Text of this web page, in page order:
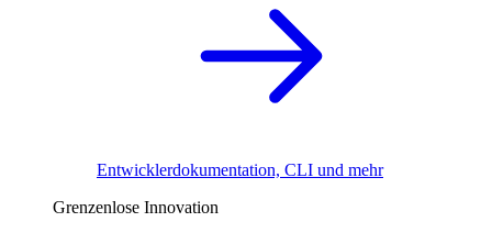
Entwicklerdokumentation, CLI und mehr
Grenzenlose Innovation